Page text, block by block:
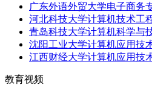
广东外语外贸大学电子商务
河北科技大学计算机技术工
青岛科技大学计算机科学与
沈阳工业大学计算机应用技
江西财经大学计算机应用技
教育视频